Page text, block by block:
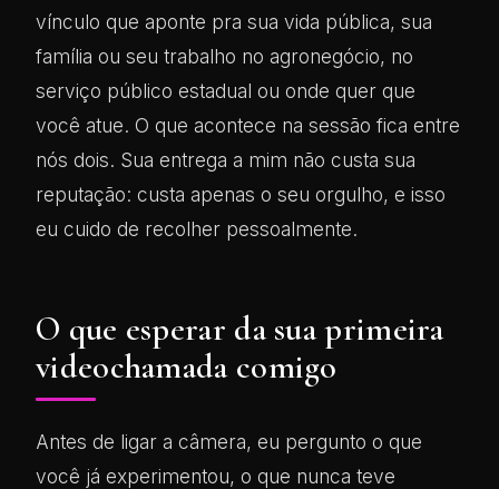
vínculo que aponte pra sua vida pública, sua
família ou seu trabalho no agronegócio, no
serviço público estadual ou onde quer que
você atue. O que acontece na sessão fica entre
nós dois. Sua entrega a mim não custa sua
reputação: custa apenas o seu orgulho, e isso
eu cuido de recolher pessoalmente.
O que esperar da sua primeira
videochamada comigo
Antes de ligar a câmera, eu pergunto o que
você já experimentou, o que nunca teve